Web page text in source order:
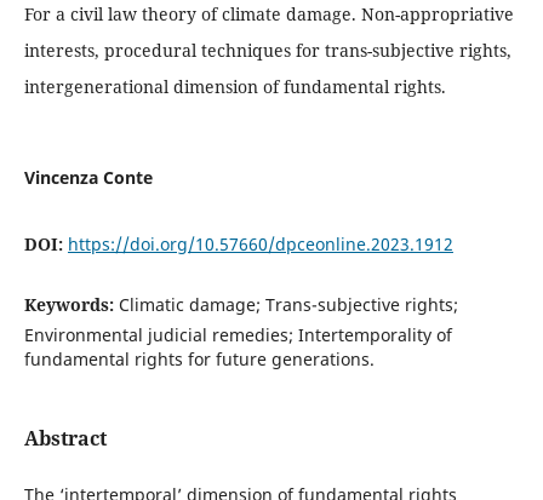
For a civil law theory of climate damage. Non-appropriative
interests, procedural techniques for trans-subjective rights,
intergenerational dimension of fundamental rights.
Vincenza Conte
DOI: https://doi.org/10.57660/dpceonline.2023.1912
Keywords: Climatic damage; Trans-subjective rights;
Environmental judicial remedies; Intertemporality of
fundamental rights for future generations.
Abstract
The ‘intertemporal’ dimension of fundamental rights